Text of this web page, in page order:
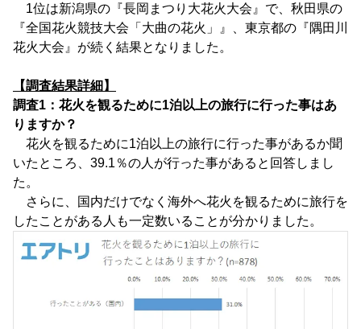
1位は新潟県の『長岡まつり大花火大会』で、秋田県の
『全国花火競技大会「大曲の花火」』、東京都の『隅田川
花火大会』が続く結果となりました。
【調査結果詳細】
調査1：花火を観るために1泊以上の旅行に行った事はあ
りますか？
花火を観るために1泊以上の旅行に行った事があるか聞
いたところ、39.1％の人が行った事があると回答しまし
た。
さらに、国内だけでなく海外へ花火を観るために旅行を
したことがある人も一定数いることが分かりました。